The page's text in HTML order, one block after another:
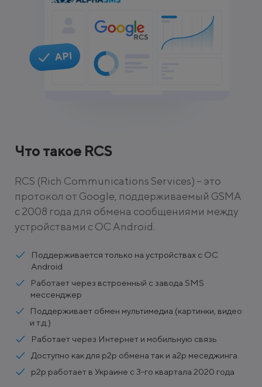
Что такое RCS
RCS (Rich Communications Services) – это
протокол от Google, поддерживаемый GSMA
с 2008 года для обмена сообщениями между
устройствами с ОС Android.
Поддерживается только на устройствах с ОС
Android
Работает через встроенный с завода SMS
мессенджер
Поддерживает обмен мультимедиа (картинки, видео
и т.д.)
Работает через Интернет и мобильную связь
Доступно как для p2p обмена так и a2p меседжинга.
p2p работает в Украине с 3-го квартала 2020 года